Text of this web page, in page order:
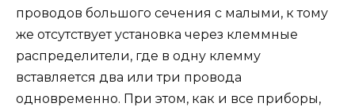
проводов большого сечения с малыми, к тому
же отсутствует установка через клеммные
распределители, где в одну клемму
вставляется два или три провода
одновременно. При этом, как и все приборы,